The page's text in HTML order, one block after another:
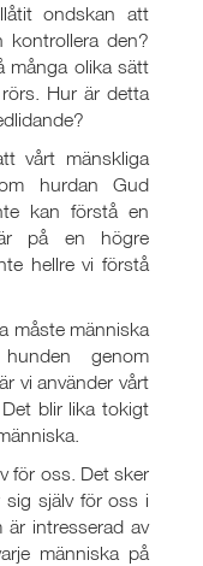
ondskan att
kontrollera den?
många olika sätt
Hur är detta
vårt mänskliga
hurdan Gud
kan förstå en
är på en högre
hellre vi förstå
måste människa
genom
vi använder vårt
blir lika tokigt
för oss. Det sker
sig själv för oss i
intresserad av
människa på